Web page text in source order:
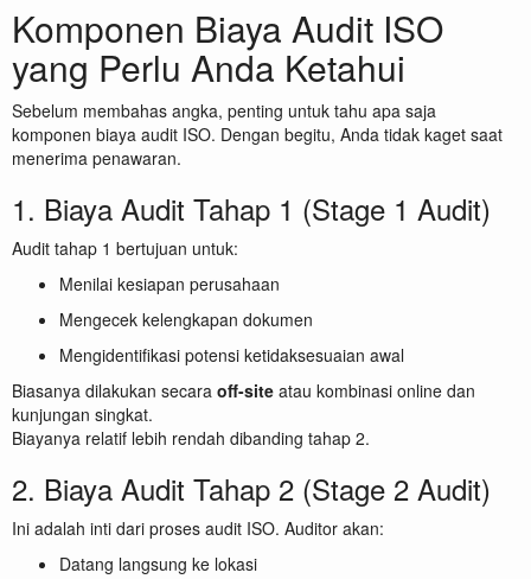
Komponen Biaya Audit ISO
yang Perlu Anda Ketahui
Sebelum membahas angka, penting untuk tahu apa saja
komponen biaya audit ISO. Dengan begitu, Anda tidak kaget saat
menerima penawaran.
1. Biaya Audit Tahap 1 (Stage 1 Audit)
Audit tahap 1 bertujuan untuk:
Menilai kesiapan perusahaan
Mengecek kelengkapan dokumen
Mengidentifikasi potensi ketidaksesuaian awal
Biasanya dilakukan secara off-site atau kombinasi online dan
kunjungan singkat.
Biayanya relatif lebih rendah dibanding tahap 2.
2. Biaya Audit Tahap 2 (Stage 2 Audit)
Ini adalah inti dari proses audit ISO. Auditor akan:
Datang langsung ke lokasi